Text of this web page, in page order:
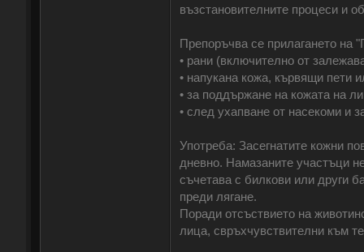
възстановителните процеси и
Препоръчва се прилагането на
• рани (включително от
• напукана кожа, кървящи пети
• за поддържане на кожата на
• след ухапване от насекоми и
Употреба: Засегнатите кожни
дневно. Намазаните участъци
съчетава с билкови или други
преди лягане.
Поради отсъствието на
лица, свръхчувствителни към